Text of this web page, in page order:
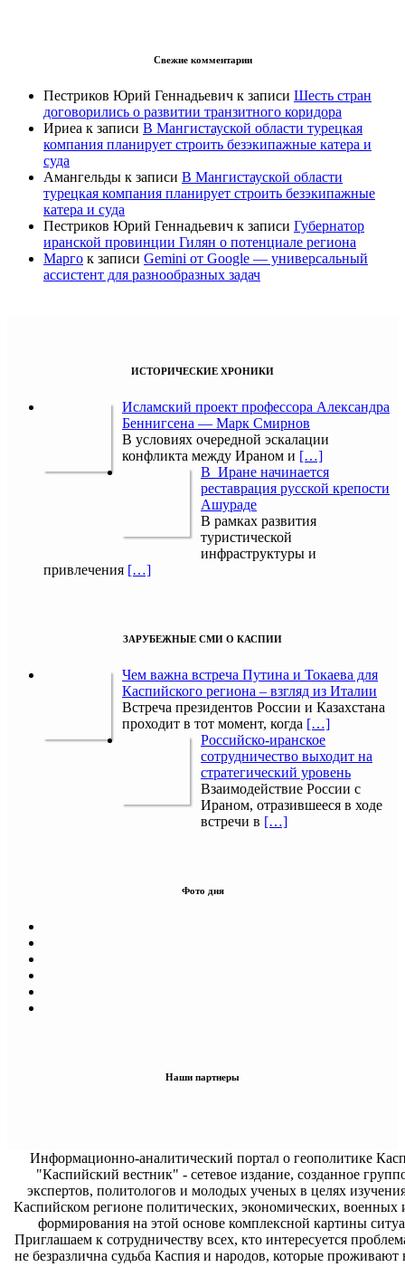
Свежие комментарии
Пестриков Юрий Геннадьевич к записи Шесть стран
договорились о развитии транзитного коридора
Ириеа к записи В Мангистауской области турецкая
компания планирует строить безэкипажные катера и
суда
Амангельды к записи В Мангистауской области
турецкая компания планирует строить безэкипажные
катера и суда
Пестриков Юрий Геннадьевич к записи Губернатор
иранской провинции Гилян о потенциале региона
Марго к записи Gemini от Google — универсальный
ассистент для разнообразных задач
ИСТОРИЧЕСКИЕ ХРОНИКИ
Исламский проект профессора Александра
Беннигсена — Марк Смирнов
В условиях очередной эскалации
конфликта между Ираном и […]
В Иране начинается
реставрация русской крепости
Ашураде
В рамках развития
туристической
инфраструктуры и
привлечения […]
ЗАРУБЕЖНЫЕ СМИ О КАСПИИ
Чем важна встреча Путина и Токаева для
Каспийского региона – взгляд из Италии
Встреча президентов России и Казахстана
проходит в тот момент, когда […]
Российско-иранское
сотрудничество выходит на
стратегический уровень
Взаимодействие России с
Ираном, отразившееся в ходе
встречи в […]
Фото дня
Наши партнеры
Информационно-аналитический портал о геополитике
"Каспийский вестник" - сетевое издание, созданное
экспертов, политологов и молодых ученых в целях
Каспийском регионе политических, экономических, военных
формирования на этой основе комплексной картины
Приглашаем к сотрудничеству всех, кто интересуется
не безразлична судьба Каспия и народов, которые проживают